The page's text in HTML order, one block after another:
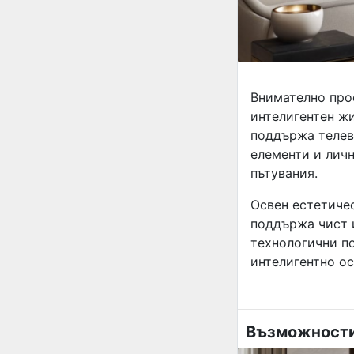
Внимателно
интелигентен
поддържа
елементи и
пътувания.
Освен
поддържа чист
технологични
интелигентно